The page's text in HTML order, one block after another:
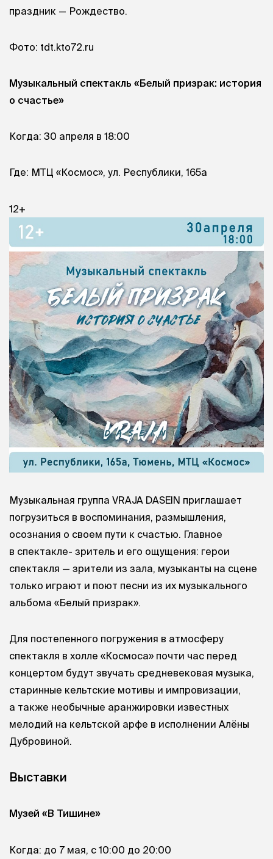
праздник — Рождество.
Фото: tdt.kto72.ru
Музыкальный спектакль «Белый призрак: история
о счастье»
Когда: 30 апреля в 18:00
Где: МТЦ «Космос», ул. Республики, 165а
12+
Музыкальная группа VRAJA DASEIN приглашает
погрузиться в воспоминания, размышления,
осознания о своем пути к счастью. Главное
в спектакле- зритель и его ощущения: герои
спектакля — зрители из зала, музыканты на сцене
только играют и поют песни из их музыкального
альбома «Белый призрак».
Для постепенного погружения в атмосферу
спектакля в холле «Космоса» почти час перед
концертом будут звучать средневековая музыка,
старинные кельтские мотивы и импровизации,
а также необычные аранжировки известных
мелодий на кельтской арфе в исполнении Алёны
Дубровиной.
Выставки
Музей «В Тишине»
Когда: до 7 мая, с 10:00 до 20:00